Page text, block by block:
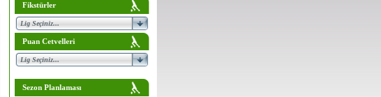
Fikstürler
Puan Cetvelleri
Sezon Planlaması